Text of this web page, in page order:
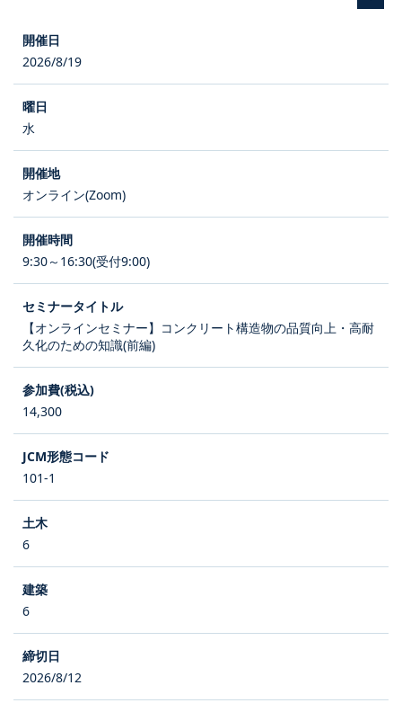
2026/8/19
水
オンライン(Zoom)
9:30～16:30(受付9:00)
【オンラインセミナー】コンクリート構造物の品質向上・高耐
久化のための知識(前編)
14,300
101-1
6
6
2026/8/12